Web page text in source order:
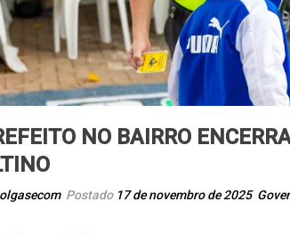
NO BAIRRO
olgasecom Postado 17 de novembro de 2025